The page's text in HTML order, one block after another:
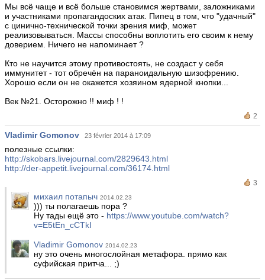
Мы всё чаще и всё больше становимся жертвами, заложниками
и участниками пропагандоских атак. Пипец в том, что "удачный"
с цинично-технической точки зрения миф, может
реализовываться. Массы способны воплотить его своим к нему
доверием. Ничего не напоминает ?
Кто не научится этому противостоять, не создаст у себя
иммунитет - тот обречён на параноидальную шизофрению.
Хорошо если он не окажется хозяином ядерной кнопки...
Век №21. Осторожно !! миф ! !
2
Vladimir Gomonov 23 février 2014 à 17:09
полезные ссылки:
http://skobars.livejournal.com/2829643.html
http://der-appetit.livejournal.com/36174.html
3
михаил потапыч 2014.02.23
))) ты полагаешь пора ?
Ну тады ещё это - https://www.youtube.com/watch?
v=E5tEn_cCTkI
Vladimir Gomonov 2014.02.23
ну это очень многослойная метафора. прямо как
суфийская притча... ;)